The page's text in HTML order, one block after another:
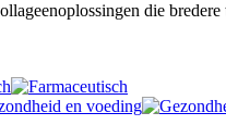
die
en voeding